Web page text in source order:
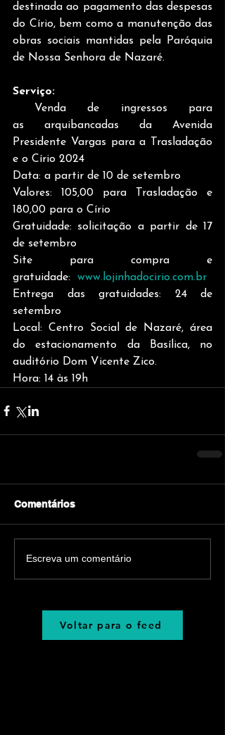
destinada ao pagamento das despesas
do Círio, bem como a manutenção das
obras sociais mantidas pela Paróquia
de Nossa Senhora de Nazaré.
Serviço:
Venda de ingressos para
as arquibancadas da Avenida
Presidente Vargas para a Trasladação
e o Círio 2024
Data: a partir de 10 de setembro
Valores: 105,00 para Trasladação e
180,00 para o Círio
Gratuidade: solicitação a partir de 17
de setembro
Site para compra e
gratuidade: www.lojinhadocirio.com.br
Entrega das gratuidades: 24 de
setembro
Local: Centro Social de Nazaré, área
do estacionamento da Basílica, no
auditório Dom Vicente Zico.
Hora: 14 às 19h
Comentários
Escreva um comentário
Voltar para o feed